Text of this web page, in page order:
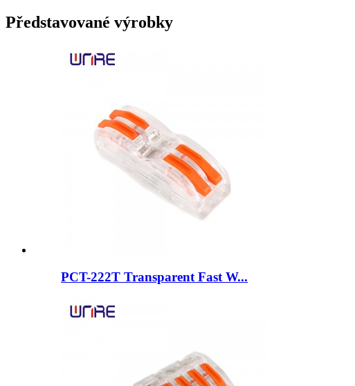
Představované výrobky
PCT-222T Transparent Fast W...